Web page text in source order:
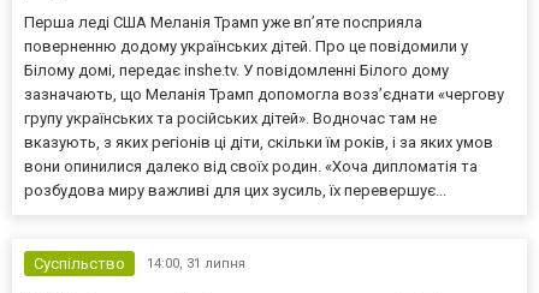
Перша леді США Меланія Трамп уже впʼяте посприяла
поверненню додому українських дітей. Про це повідомили у
Білому домі, передає inshe.tv. У повідомленні Білого дому
зазначають, що Меланія Трамп допомогла возз’єднати «чергову
групу українських та російських дітей». Водночас там не
вказують, з яких регіонів ці діти, скільки їм років, і за яких умов
вони опинилися далеко від своїх родин. «Хоча дипломатія та
розбудова миру важливі для цих зусиль, їх перевершує...
Суспільство 14:00, 31 липня